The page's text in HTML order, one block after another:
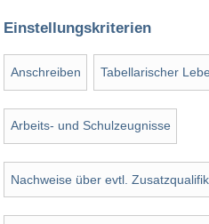
Einstellungskriterien
Anschreiben Tabellarischer
Arbeits- und Schulzeugnisse
Nachweise über evtl.